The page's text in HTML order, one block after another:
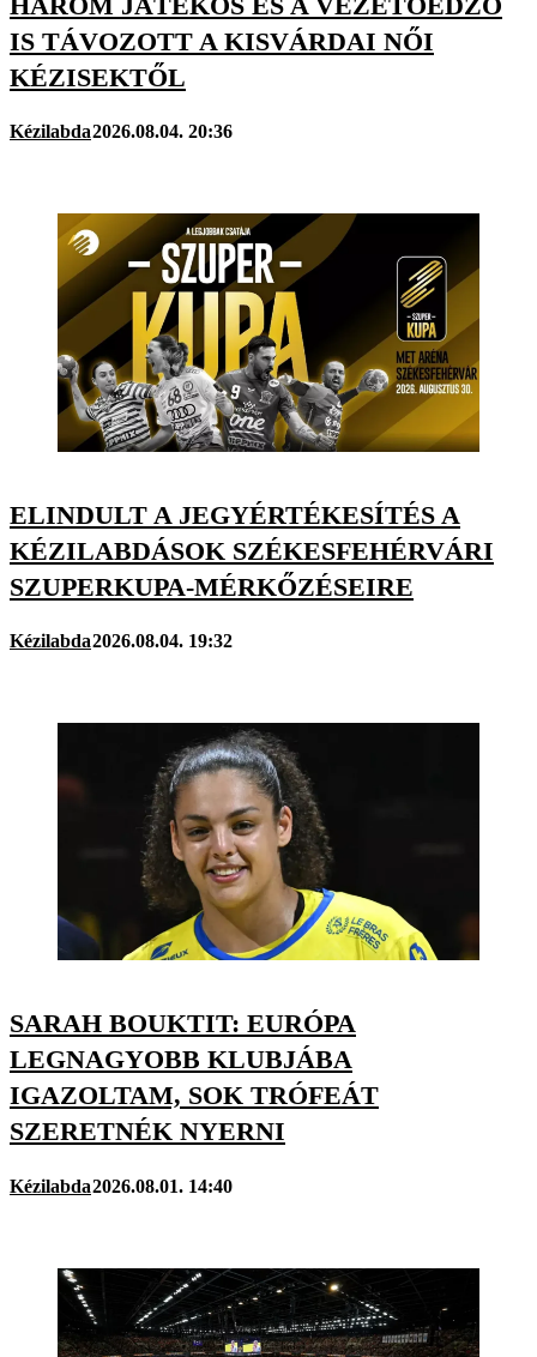
IS TÁVOZOTT A KISVÁRDAI NŐI
KÉZISEKTŐL
Kézilabda2026.08.04. 20:36
ELINDULT A JEGYÉRTÉKESÍTÉS A
KÉZILABDÁSOK SZÉKESFEHÉRVÁRI
SZUPERKUPA-MÉRKŐZÉSEIRE
Kézilabda2026.08.04. 19:32
SARAH BOUKTIT: EURÓPA
LEGNAGYOBB KLUBJÁBA
IGAZOLTAM, SOK TRÓFEÁT
SZERETNÉK NYERNI
Kézilabda2026.08.01. 14:40